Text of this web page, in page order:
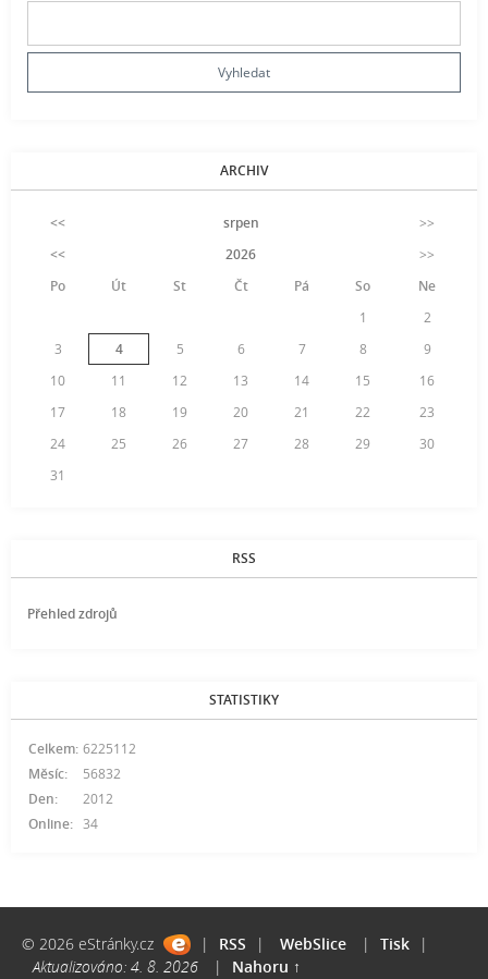
ARCHIV
<< srpen
>>
<<
2026
>>
Po
Út St Čt Pá So
Ne
1
2
3
4 5 6 7 8
9
10
11 12 13 14 15
16
17
18 19 20 21 22
23
24
25 26 27 28 29
30
31
RSS
Přehled zdrojů
STATISTIKY
Online: 34
Celkem: 6225112
Měsíc:
56832
Den:
2012
© 2026 eStránky.cz | RSS | WebSlice | Tisk
|
Aktualizováno: 4. 8. 2026
| Nahoru ↑